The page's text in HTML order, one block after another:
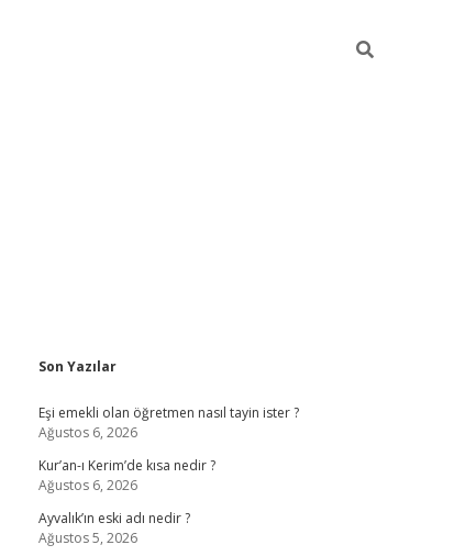
Sidebar
Son Yazılar
Eşi emekli olan öğretmen nasıl tayin ister ?
Ağustos 6, 2026
Kur’an-ı Kerim’de kısa nedir ?
Ağustos 6, 2026
Ayvalık’ın eski adı nedir ?
Ağustos 5, 2026